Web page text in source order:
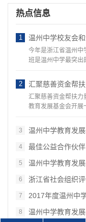
热点信息
1 温州中学校友会和温州中学教
今年是浙江省温州
班是温州中学最突出
2 汇聚慈善资金帮扶力量 促进贫困地区
汇聚慈善资金帮扶力量 促进贫困地区教育发展——记温州
教育发展基金会开展
3 温州中学教育发
4 最佳公益合作伙伴
5 温州中学教育发
6 浙江省社会组织
7 2017年度温州中
8 温州中学教育发